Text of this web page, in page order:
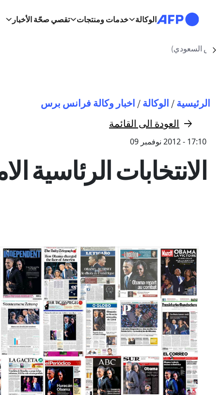
الوكالة
خدمات ومنتجات تقصي صحّة الأخبار
Suivant
مسار التنقل
الرئيسية / الوكالة / اخبار وكالة فرانس برس
العودة الى القائمة
17:10 - 2012 نوفمبر 09
الانتخابات